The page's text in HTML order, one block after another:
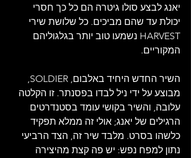
יאנג לבצע סולו גיטרה הם כל כך חסרי
יכולת עד שהם מביכים. כל שלושת שירי
HARVEST נשמעו טוב יותר בגלגוליהם
המקוריים.
השיר החדש היחיד באלבום, SOLDIER,
מבוצע על ידי ניל לבדו בפסנתר. זו הקלטה
עלובה, והשיר בקושי עומד בסטנדרטים
הרגילים של יאנג; אולי זה ממלא תפקיד
כלשהו בסרט. מלבד שיר זה, הצד הרביעי
נתון למפח נפש: יש פה קצת מהיצירה